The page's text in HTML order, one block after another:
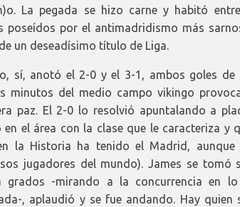
La pegada se hizo carne y habitó
poseídos por el antimadridismo más
un deseadísimo título de Liga.
sí, anotó el 2-0 y el 3-1, ambos goles
minutos del medio campo vikingo
paz. El 2-0 lo resolvió apuntalando a
en el área con la clase que le caracteriza y
la Historia ha tenido el Madrid,
jugadores del mundo). James se
grados -mirando a la concurrencia en
, aplaudió y se fue andando. Hay